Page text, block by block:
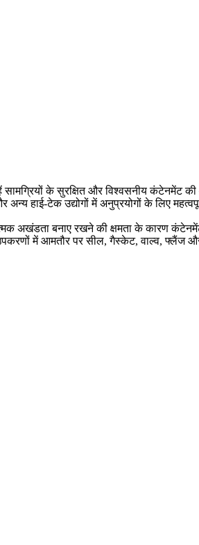
के सुरक्षित और विश्वसनीय कंटेनमेंट
हाई-टेक उद्योगों में अनुप्रयोगों के लिए
अखंडता बनाए रखने की क्षमता के कारण
में आमतौर पर सील, गैस्केट, वाल्व, फ्लैंज और